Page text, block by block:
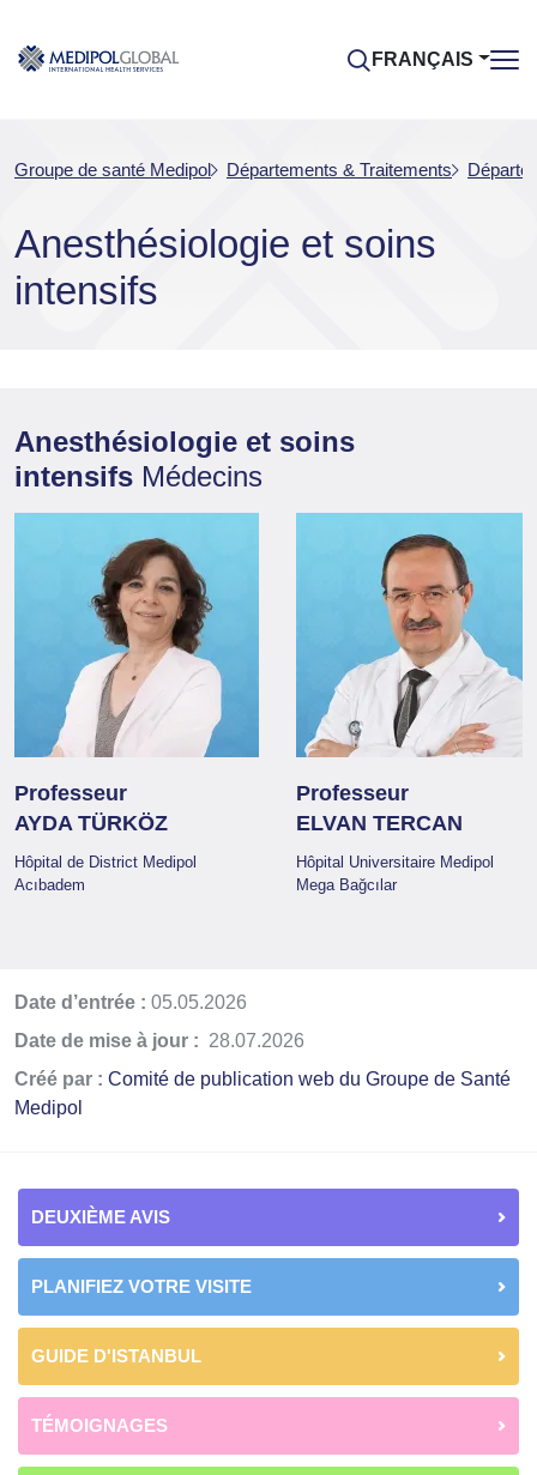
FRANÇAIS
Groupe de santé Medipol Départements & Traitements
Anesthésiologie et soins
intensifs
Anesthésiologie et soins
intensifs Médecins
Professeur
AYDA TÜRKÖZ
Hôpital de District Medipol
Acıbadem
Professeur
ELVAN TERCAN
Hôpital Universitaire Medipol
Mega Bağcılar
Date d’entrée : 05.05.2026
Date de mise à jour : 28.07.2026
Créé par : Comité de publication web du Groupe de Santé
Medipol
DEUXIÈME AVIS
PLANIFIEZ VOTRE VISITE
GUIDE D'ISTANBUL
TÉMOIGNAGES